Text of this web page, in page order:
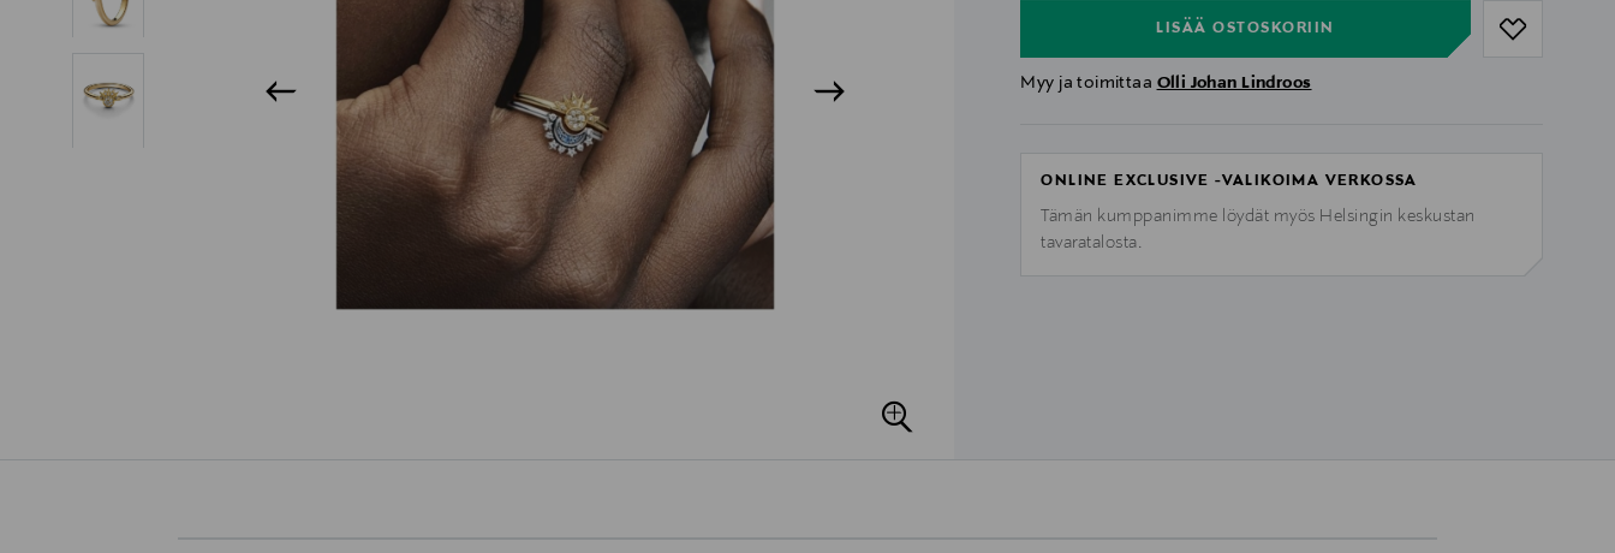
LISÄÄ OSTOSKORIIN
Myy ja toimittaa Olli Johan Lindroos
ONLINE EXCLUSIVE -VALIKOIMA VERKOSSA
Tämän kumppanimme löydät myös Helsingin keskustan
tavaratalosta.